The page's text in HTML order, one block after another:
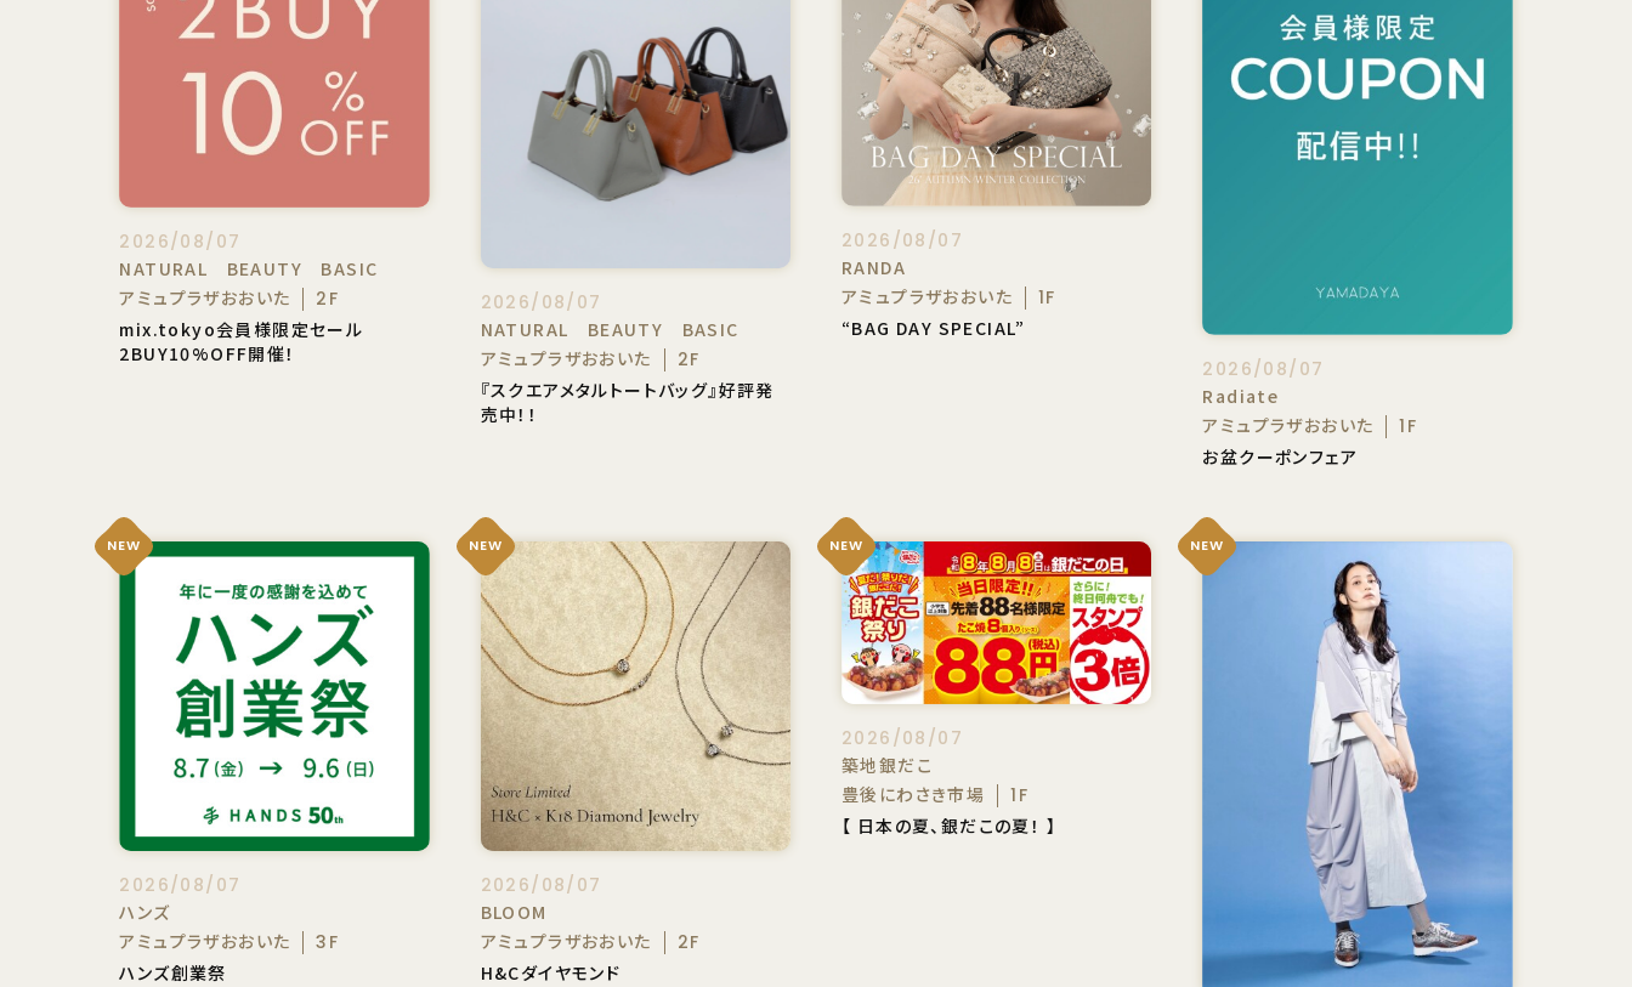
2026/08/07
NATURAL BEAUTY BASIC
アミュプラザおおいた
2F
mix.tokyo会員様限定セール
2BUY10%OFF開催！
2026/08/07
NATURAL BEAUTY BASIC
アミュプラザおおいた
2F
『スクエアメタルトートバッグ』好評発
売中！！
2026/08/07
RANDA
アミュプラザおおいた
1F
“BAG DAY SPECIAL”
2026/08/07
Radiate
アミュプラザおおいた
1F
お盆クーポンフェア
NEW
2026/08/07
ハンズ
アミュプラザおおいた
3F
ハンズ創業祭
NEW
2026/08/07
BLOOM
アミュプラザおおいた
2F
H&Cダイヤモンド
NEW
2026/08/07
築地銀だこ
豊後にわさき市場
1F
【 日本の夏、銀だこの夏！ 】
NEW